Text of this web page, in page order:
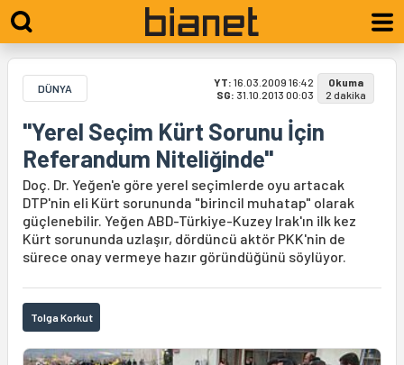
DÜNYA YT: 16.03.2009 16:42
SG: 31.10.2013 00:03
Okuma
2 dakika
"Yerel Seçim Kürt Sorunu İçin
Referandum Niteliğinde"
Doç. Dr. Yeğen'e göre yerel seçimlerde oyu artacak
DTP'nin eli Kürt sorununda "birincil muhatap" olarak
güçlenebilir. Yeğen ABD-Türkiye-Kuzey Irak'ın ilk kez
Kürt sorununda uzlaşır, dördüncü aktör PKK'nin de
sürece onay vermeye hazır göründüğünü söylüyor.
Tolga Korkut